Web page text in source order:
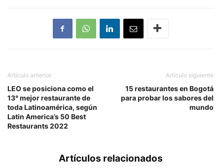
Artículo anterior
LEO se posiciona como el
13° mejor restaurante de
toda Latinoamérica, según
Latin America’s 50 Best
Restaurants 2022
Artículo siguiente
15 restaurantes en Bogotá
para probar los sabores del
mundo
Artículos relacionados